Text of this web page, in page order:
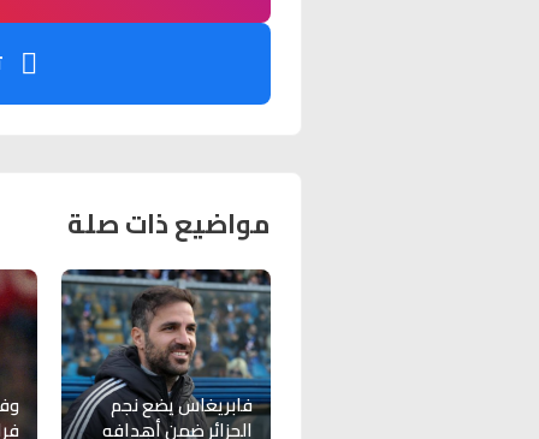
مواضيع ذات صلة
فابريغاس يضع نجم
الجزائر ضمن أهدافه